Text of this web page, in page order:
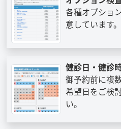
各種オプショ
意しています。
健診日・健診
御予約前に複
希望日をご検
い。